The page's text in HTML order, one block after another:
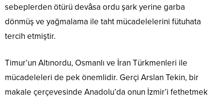
sebeplerden ötürü devâsa ordu şark yerine garba
dönmüş ve yağmalama ile taht mücadelelerini fütuhata
tercih etmiştir.
Timur’un Altınordu, Osmanlı ve İran Türkmenleri ile
mücadeleleri de pek önemlidir. Gerçi Arslan Tekin, bir
makale çerçevesinde Anadolu’da onun İzmir’i fethetmek